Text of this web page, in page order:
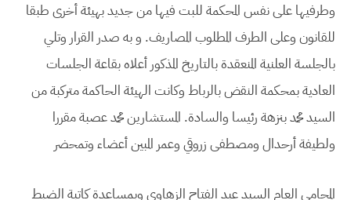
وطرفيها على نفس المحكمة للبت فيها من جديد بهيئة أخرى طبقا
للقانون وعلى الطرف المطلوب المصاريف. و به صدر القرار وتلي
بالجلسة العلنية المنعقدة بالتاريخ المذكور أعلاه بقاعة الجلسات
العادية بمحكمة النقض بالرباط وكانت الهيئة الحاكمة متركبة من
السيد محمد بنزهة رئيسا والسادة. المستشارين محمد عصبة مقررا
ولطيفة أرحدال ومصطفى زروقي وعمر المبين أعضاء وتمحضر
المحامي العام السيد عبد الفتاح الزهاوي وبمساعدة كاتبة الضبط